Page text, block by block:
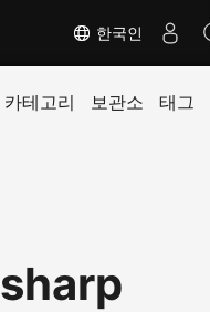
한국인
카테고리 보관소 태그